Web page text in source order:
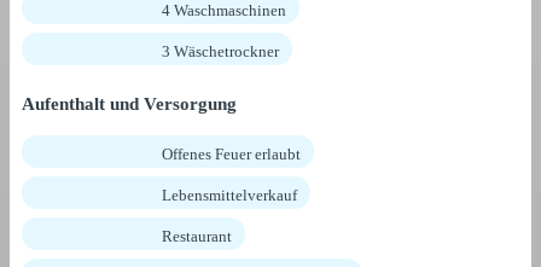
4 Waschmaschinen
3 Wäschetrockner
Aufenthalt und Versorgung
Offenes Feuer erlaubt
Lebensmittelverkauf
Restaurant